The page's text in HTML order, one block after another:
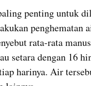
penting untuk
penghematan
rata-rata
setara dengan 16
harinya. Air